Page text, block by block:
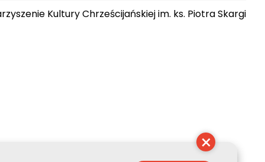
Kultury Chrześcijańskiej im. ks. Piotra Skargi
×